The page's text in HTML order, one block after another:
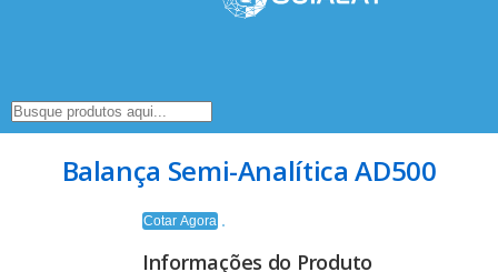
Balança Semi-Analítica AD500
Cotar Agora
Informações do Produto